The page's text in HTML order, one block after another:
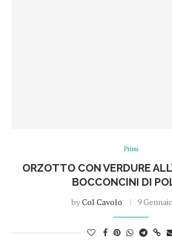
Primi
ORZOTTO CON VERDURE
BOCCONCINI DI
byCol Cavolo 9